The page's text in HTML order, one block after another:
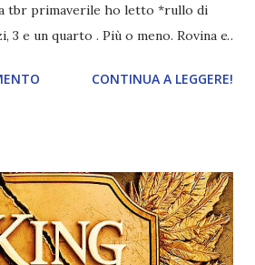
tbr primaverile ho letto *rullo di
3 e un quarto . Più o meno. Rovina e
come sapete questo fallimento non
che puntualmente succede sempre).
di libri da leggere assolutamente
fantasy Non mi ricordo se l'ho
CONTINUA A LEGGERE!